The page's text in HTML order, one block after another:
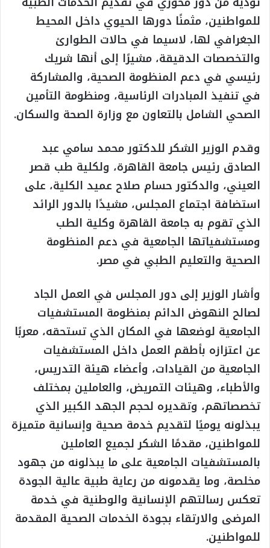
للمواطنين، مثمنًا دورها الحيوي داخل المحيط
الجغرافي لها، لاسيما في حالات الطوارئ
والتخصصات الدقيقة، مشيرًا إلى أنها شريك
رئيسي في دعم المنظومة الصحية، والمشاركة
في تنفيذ المبادرات الرئاسية، ومنظومة التأمين
الصحي الشامل بالتعاون مع وزارة الصحة والسكان.
وقدم الوزير الشكر للدكتور محمد سامي عبد
الصادق رئيس جامعة القاهرة، ولكلية طب قصر
العيني، والدكتور حسام صلاح عميد الكلية، على
استضافة اجتماع المجلس، مشيدًا بالدور الرائد
الذي تقوم به جامعة القاهرة وكلية الطب
ومستشفياتها الجامعية في دعم المنظومة
الصحية والتعليم الطبي في مصر.
وأشار الوزير إلى دور المجلس في العمل الجاد
لصالح النهوض الدائم بمنظومة المستشفيات
الجامعية لوضعها في المكان الذي تستحقه، معربًا
عن اعتزازه بأطقم العمل داخل المستشفيات
الجامعية من القيادات، وأعضاء هيئة التدريس،
والأطباء، وهيئات التمريض، والعاملين بمختلف
تخصصاتهم، وتقديره لحجم الجهد الكبير الذي
يبذلونه يوميًا لتقديم خدمة صحية وإنسانية متميزة
للمواطنين، مقدمًا الشكر لجميع العاملين
بالمستشفيات الجامعية على ما يبذلونه من جهود
مخلصة، وما يقدمونه من رعاية طبية عالية الجودة
تعكس رسالتهم الإنسانية والوطنية في خدمة
المرضى والارتقاء بجودة الخدمات الصحية المقدمة
للمواطنين.